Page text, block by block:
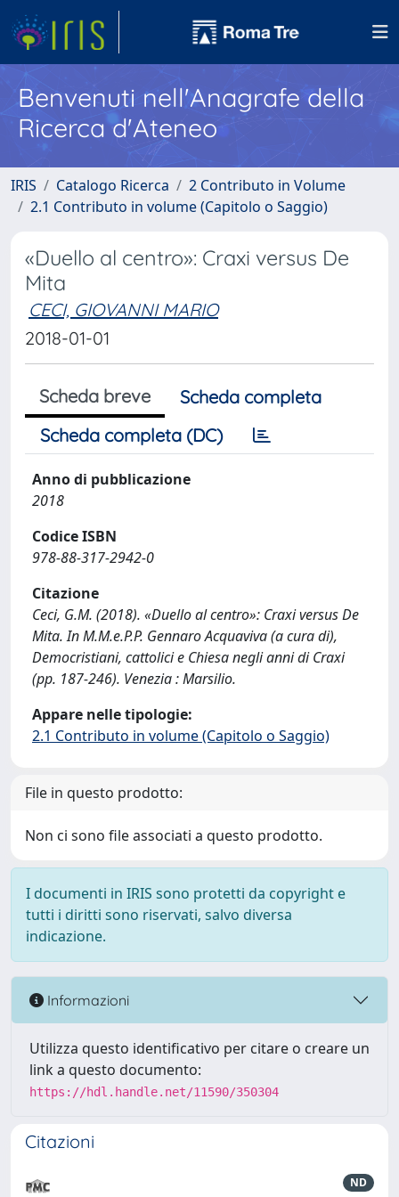
Benvenuti nell'Anagrafe della
Ricerca d'Ateneo
IRIS Catalogo Ricerca
2 Contributo in Volume
2.1 Contributo in volume (Capitolo o Saggio)
«Duello al centro»: Craxi versus De
Mita
CECI, GIOVANNI MARIO
2018-01-01
Scheda breve
Scheda completa
Scheda completa (DC)
Anno di pubblicazione
2018
Codice ISBN
978-88-317-2942-0
Citazione
Ceci, G.M. (2018). «Duello al centro»: Craxi versus De
Mita. In M.M.e.P.P. Gennaro Acquaviva (a cura di),
Democristiani, cattolici e Chiesa negli anni di Craxi
(pp. 187-246). Venezia : Marsilio.
Appare nelle tipologie:
2.1 Contributo in volume (Capitolo o Saggio)
File in questo prodotto:
Non ci sono file associati a questo prodotto.
I documenti in IRIS sono protetti da copyright e
tutti i diritti sono riservati, salvo diversa
indicazione.
Informazioni
Utilizza questo identificativo per citare o creare un
link a questo documento:
https://hdl.handle.net/11590/350304
Citazioni
ND